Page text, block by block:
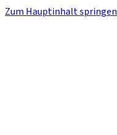
Zum Hauptinhalt springen